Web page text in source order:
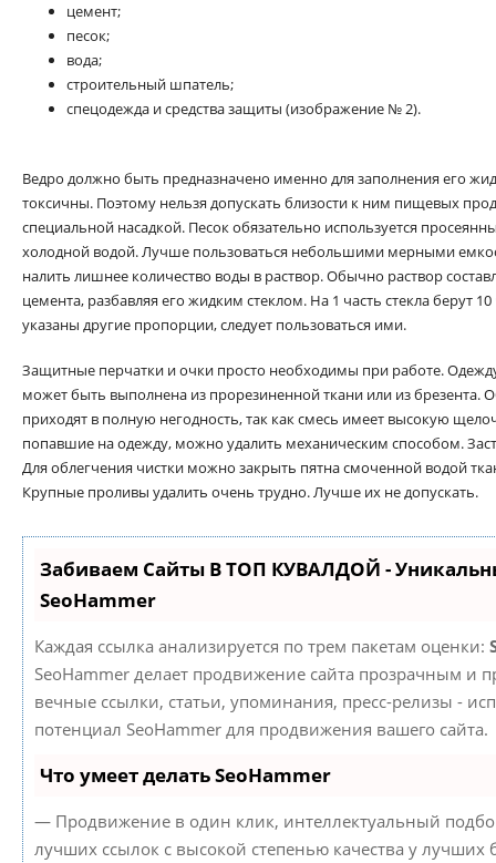
цемент;
песок;
вода;
строительный шпатель;
спецодежда и средства защиты (изображение № 2).
Ведро должно быть предназначено именно для заполнения его
токсичны. Поэтому нельзя допускать близости к ним пищевых
специальной насадкой. Песок обязательно используется
холодной водой. Лучше пользоваться небольшими мерными
налить лишнее количество воды в раствор. Обычно раствор
цемента, разбавляя его жидким стеклом. На 1 часть стекла берут
указаны другие пропорции, следует пользоваться ими.
Защитные перчатки и очки просто необходимы при работе.
может быть выполнена из прорезиненной ткани или из брезента.
приходят в полную негодность, так как смесь имеет высокую
попавшие на одежду, можно удалить механическим способом.
Для облегчения чистки можно закрыть пятна смоченной водой
Крупные проливы удалить очень трудно. Лучше их не допускать.
Забиваем Сайты В ТОП КУВАЛДОЙ -
SeoHammer
Каждая ссылка анализируется по трем пакетам оценки:
SeoHammer делает продвижение сайта прозрачным и
вечные ссылки, статьи, упоминания, пресс-релизы -
потенциал SeoHammer для продвижения вашего сайта.
Что умеет делать SeoHammer
— Продвижение в один клик, интеллектуальный
лучших ссылок с высокой степенью качества у лучших